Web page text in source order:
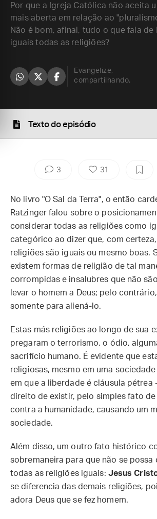
Por que a Igreja Católica não aceita
mais aberta em relação ao
Não é bom, afinal, tudo o que fala de
iguais todas as religiões?
Evangelize,
compartilhando.
Texto do episódio
3 31
No livro "O Sal da Terra", o então
Ratzinger falou sobre o
considerar todas as religiões como
categórico ao dizer que, com
religiões são iguais ou mesmo boas.
existem formas de religião de tal
corrompidas e insalubres que não
levar o homem a Deus; pelo
somente para aliená-lo.
Estas más religiões ao longo de sua
pregaram o terrorismo, o ódio,
sacrifício humano. É evidente que
religiosas, mesmo em uma
em que a liberdade é cláusula pétrea
direito de existir, pelo simples fato de
contra a humanidade, causando um
sociedade.
Além disso, um outro fato histórico
sobremaneira para que não se possa
todas as religiões iguais: Jesus
se diferencia das demais religiões,
adora Deus que se fez homem.